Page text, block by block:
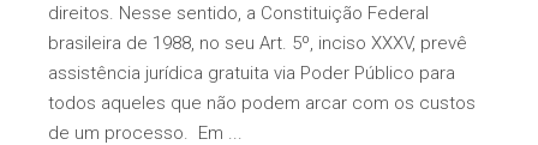
direitos. Nesse sentido, a Constituição Federal
brasileira de 1988, no seu Art. 5º, inciso XXXV, prevê
assistência jurídica gratuita via Poder Público para
todos aqueles que não podem arcar com os custos
de um processo. Em